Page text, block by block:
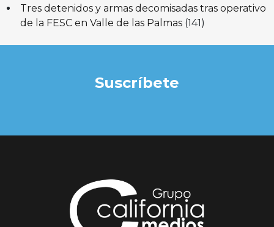
Tres detenidos y armas decomisadas tras operativo
de la FESC en Valle de las Palmas (141)
Suscríbete